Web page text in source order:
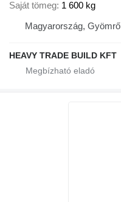
Saját tömeg 1 600 kg
Magyarország, Gyömrő
HEAVY TRADE BUILD KFT